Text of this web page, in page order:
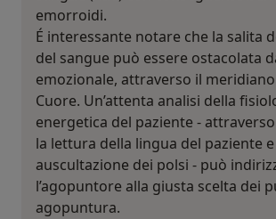
emorroidi.
É interessante notare che la salita
del sangue può essere ostacolata
emozionale, attraverso il
Cuore. Un’attenta analisi della
energetica del paziente - attraverso
la lettura della lingua del paziente e
auscultazione dei polsi - può
l’agopuntore alla giusta scelta dei
agopuntura.